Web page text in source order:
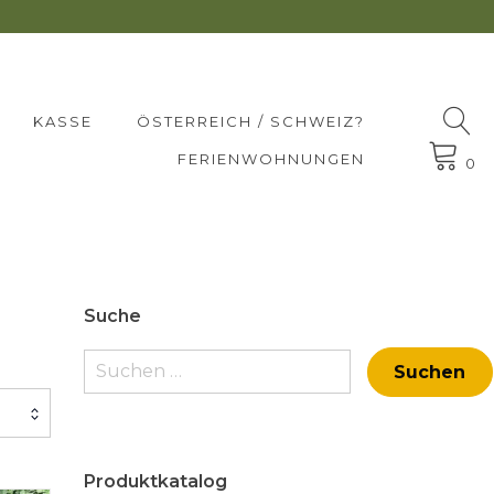
KASSE ÖSTERREICH / SCHWEIZ?
FERIENWOHNUNGEN 0
Suche
Suchen
nach:
Produktkatalog